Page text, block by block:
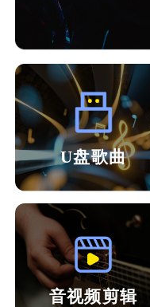
U盘歌曲
音视频剪辑